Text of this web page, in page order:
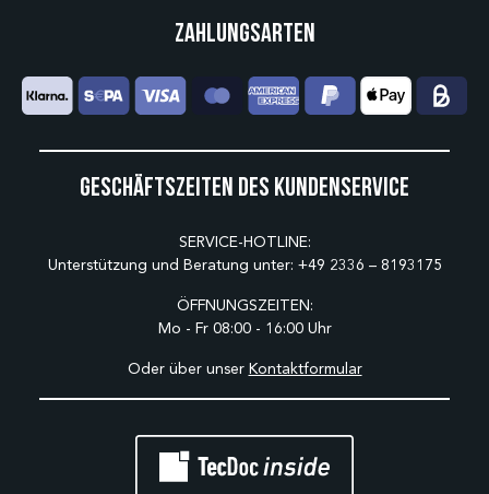
Geschäftszeiten des Kundenservice
SERVICE-HOTLINE:
Unterstützung und Beratung unter: +49 2336 – 8193175
ÖFFNUNGSZEITEN:
Mo - Fr 08:00 - 16:00 Uhr
Oder über unser Kontaktformular
Zahlungsarten